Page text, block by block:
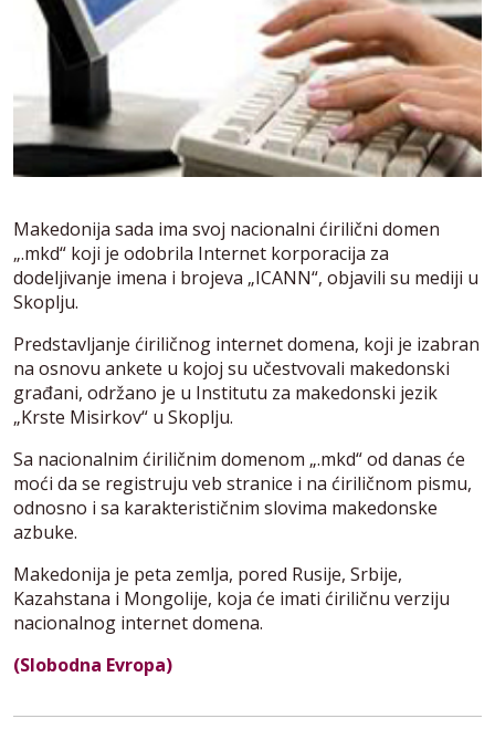
Makedonija sada ima svoj nacionalni ćirilični domen
„.mkd“ koji je odobrila Internet korporacija za
dodeljivanje imena i brojeva „ICANN“, objavili su mediji u
Skoplju.
Predstavljanje ćiriličnog internet domena, koji je izabran
na osnovu ankete u kojoj su učestvovali makedonski
građani, održano je u Institutu za makedonski jezik
„Krste Misirkov“ u Skoplju.
Sa nacionalnim ćiriličnim domenom „.mkd“ od danas će
moći da se registruju veb stranice i na ćiriličnom pismu,
odnosno i sa karakterističnim slovima makedonske
azbuke.
Makedonija je peta zemlja, pored Rusije, Srbije,
Kazahstana i Mongolije, koja će imati ćiriličnu verziju
nacionalnog internet domena.
(Slobodna Evropa)